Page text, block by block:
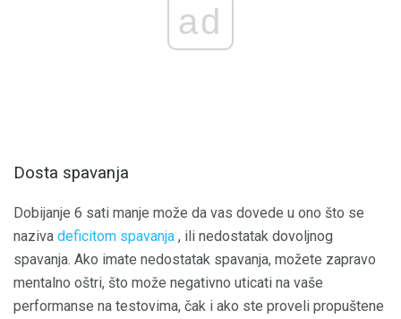
ad
Dosta spavanja
Dobijanje 6 sati manje može da vas dovede u ono što se
naziva deficitom spavanja , ili nedostatak dovoljnog
spavanja. Ako imate nedostatak spavanja, možete zapravo
mentalno oštri, što može negativno uticati na vaše
performanse na testovima, čak i ako ste proveli propuštene